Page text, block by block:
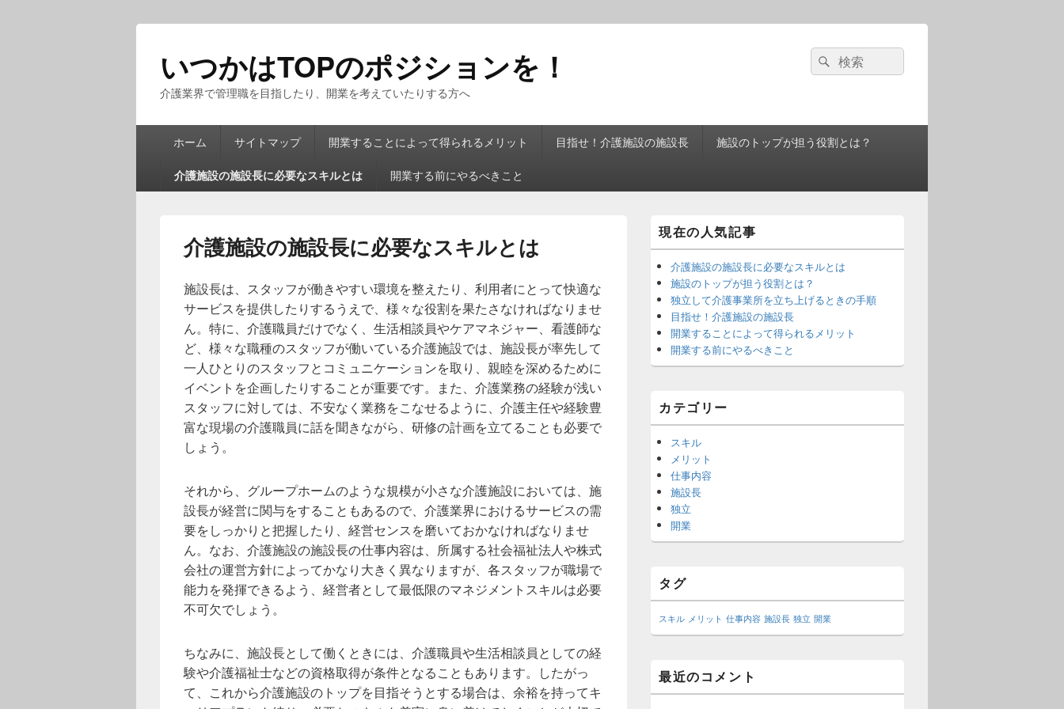
いつかはTOPのポジションを！
介護業界で管理職を目指したり、開業を考えていたりする方へ
検
索:
検
索
ホーム サイトマップ 開業することによって得られるメリット 目指せ！介護施設の施設長 施設のトップが担う役割とは？
介護施設の施設長に必要なスキルとは 開業する前にやるべきこと
介護施設の施設長に必要なスキルとは
施設長は、スタッフが働きやすい環境を整えたり、利用者にとって快適な
サービスを提供したりするうえで、様々な役割を果たさなければなりませ
ん。特に、介護職員だけでなく、生活相談員やケアマネジャー、看護師な
ど、様々な職種のスタッフが働いている介護施設では、施設長が率先して
一人ひとりのスタッフとコミュニケーションを取り、親睦を深めるために
イベントを企画したりすることが重要です。また、介護業務の経験が浅い
スタッフに対しては、不安なく業務をこなせるように、介護主任や経験豊
富な現場の介護職員に話を聞きながら、研修の計画を立てることも必要で
しょう。
それから、グループホームのような規模が小さな介護施設においては、施
設長が経営に関与をすることもあるので、介護業界におけるサービスの需
要をしっかりと把握したり、経営センスを磨いておかなければなりませ
ん。なお、介護施設の施設長の仕事内容は、所属する社会福祉法人や株式
会社の運営方針によってかなり大きく異なりますが、各スタッフが職場で
能力を発揮できるよう、経営者として最低限のマネジメントスキルは必要
不可欠でしょう。
ちなみに、施設長として働くときには、介護職員や生活相談員としての経
験や介護福祉士などの資格取得が条件となることもあります。したがっ
て、これから介護施設のトップを目指そうとする場合は、余裕を持ってキ
イ
ン
サ
イ
バ
ー
ウ
ィ
ジ
エ
ア
現在の人気記事
介護施設の施設長に必要なスキルとは
施設のトップが担う役割とは？
独立して介護事業所を立ち上げるときの手順
目指せ！介護施設の施設長
開業することによって得られるメリット
開業する前にやるべきこと
カテゴリー
スキル
メリット
仕事内容
施設長
独立
開業
タグ
スキル メリット 仕事内容 施設長 独立 開業
最近のコメント